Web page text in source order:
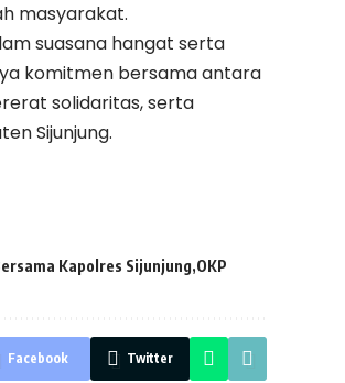
masyarakat.
suasana hangat serta
komitmen bersama antara
solidaritas, serta
Sijunjung.
Kapolres Sijunjung OKP
Facebook Twitter